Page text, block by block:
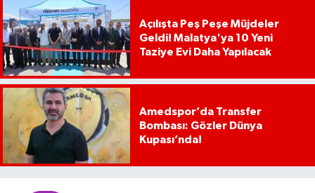
Açılışta Peş Peşe Müjdeler
Geldi! Malatya'ya 10 Yeni
Taziye Evi Daha Yapılacak
Amedspor’da Transfer
Bombası: Gözler Dünya
Kupası’nda!